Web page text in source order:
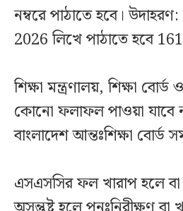
নম্বরে পাঠাতে হবে।
2026 লিখে পাঠাতে হবে
শিক্ষা মন্ত্রণালয়, শিক্ষা
কোনো ফলাফল পাওয়া যাবে
বাংলাদেশ আন্তঃশিক্ষা বোর্ড
এসএসসির ফল খারাপ হলে